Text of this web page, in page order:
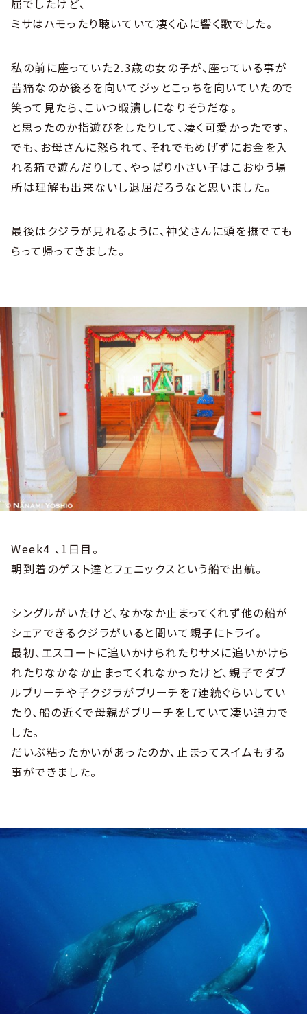
ミサはハモったり聴いていて凄く心に響く歌でした。
私の前に座っていた2.3歳の女の子が、座っている事が
苦痛なのか後ろを向いてジッとこっちを向いていたので
笑って見たら、こいつ暇潰しになりそうだな。
と思ったのか指遊びをしたりして、凄く可愛かったです。
でも、お母さんに怒られて、それでもめげずにお金を入
れる箱で遊んだりして、やっぱり小さい子はこおゆう場
所は理解も出来ないし退屈だろうなと思いました。
最後はクジラが見れるように、神父さんに頭を撫でても
らって帰ってきました。
Week4 、1日目。
朝到着のゲスト達とフェニックスという船で出航。
シングルがいたけど、なかなか止まってくれず他の船が
シェアできるクジラがいると聞いて親子にトライ。
最初、エスコートに追いかけられたりサメに追いかけら
れたりなかなか止まってくれなかったけど、親子でダブ
ルブリーチや子クジラがブリーチを7連続ぐらいしてい
たり、船の近くで母親がブリーチをしていて凄い迫力で
した。
だいぶ粘ったかいがあったのか、止まってスイムもする
事ができました。